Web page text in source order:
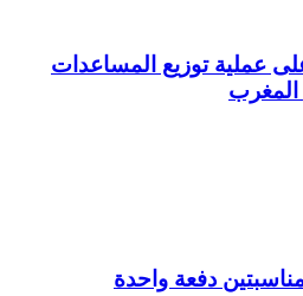
عملية توزيع المساعدات
المغرب
دفعة واحدة